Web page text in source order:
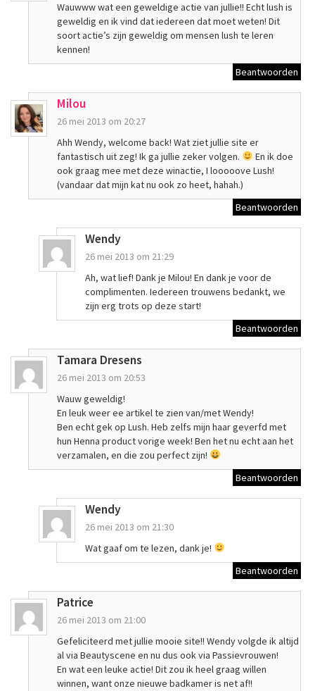
Wauwww wat een geweldige actie van jullie!! Echt lush is
geweldig en ik vind dat iedereen dat moet weten! Dit
soort actie’s zijn geweldig om mensen lush te leren
kennen!
Beantwoorden
Milou
26 mei 2013 om 20:27
Ahh Wendy, welcome back! Wat ziet jullie site er
fantastisch uit zeg! Ik ga jullie zeker volgen.
En ik doe
ook graag mee met deze winactie, I looooove Lush!
(vandaar dat mijn kat nu ook zo heet, hahah.)
Beantwoorden
Wendy
26 mei 2013 om 21:29
Ah, wat lief! Dank je Milou! En dank je voor de
complimenten. Iedereen trouwens bedankt, we
zijn erg trots op deze start!
Beantwoorden
Tamara Dresens
26 mei 2013 om 20:53
Wauw geweldig!
En leuk weer ee artikel te zien van/met Wendy!
Ben echt gek op Lush. Heb zelfs mijn haar geverfd met
hun Henna product vorige week! Ben het nu echt aan het
verzamalen, en die zou perfect zijn!
Beantwoorden
Wendy
26 mei 2013 om 21:30
Wat gaaf om te lezen, dank je!
Beantwoorden
Patrice
26 mei 2013 om 21:00
Gefeliciteerd met jullie mooie site!! Wendy volgde ik altijd
al via Beautyscene en nu dus ook via Passievrouwen!
En wat een leuke actie! Dit zou ik heel graag willen
winnen, want onze nieuwe badkamer is net af!!